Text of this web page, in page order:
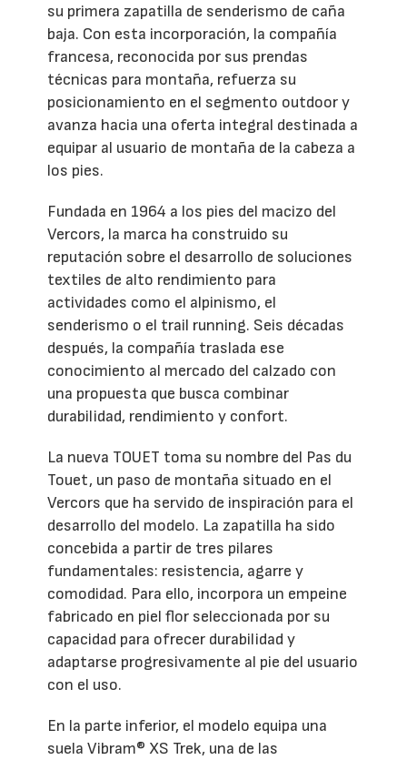
su primera zapatilla de senderismo de caña
baja. Con esta incorporación, la compañía
francesa, reconocida por sus prendas
técnicas para montaña, refuerza su
posicionamiento en el segmento outdoor y
avanza hacia una oferta integral destinada a
equipar al usuario de montaña de la cabeza a
los pies.
Fundada en 1964 a los pies del macizo del
Vercors, la marca ha construido su
reputación sobre el desarrollo de soluciones
textiles de alto rendimiento para
actividades como el alpinismo, el
senderismo o el trail running. Seis décadas
después, la compañía traslada ese
conocimiento al mercado del calzado con
una propuesta que busca combinar
durabilidad, rendimiento y confort.
La nueva TOUET toma su nombre del Pas du
Touet, un paso de montaña situado en el
Vercors que ha servido de inspiración para el
desarrollo del modelo. La zapatilla ha sido
concebida a partir de tres pilares
fundamentales: resistencia, agarre y
comodidad. Para ello, incorpora un empeine
fabricado en piel flor seleccionada por su
capacidad para ofrecer durabilidad y
adaptarse progresivamente al pie del usuario
con el uso.
En la parte inferior, el modelo equipa una
suela Vibram® XS Trek, una de las